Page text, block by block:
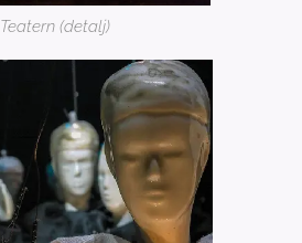
Teatern (detalj)